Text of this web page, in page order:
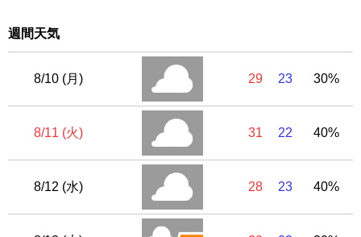
週間天気
8/10 (月) 29 23 30%
8/11 (火) 31 22 40%
8/12 (水) 28 23 40%